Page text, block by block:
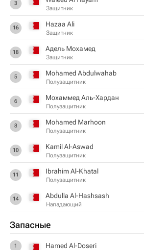
3
Защитник
16 Hazaa Ali
Защитник
18 Адель Мохамед
Защитник
5 Mohamed Abdulwahab
Полузащитник
6 Мохаммед Аль-Хардан
Полузащитник
8 Mohamed Marhoon
Полузащитник
10 Kamil Al-Aswad
Полузащитник
11 Ibrahim Al-Khatal
Полузащитник
14 Abdulla Al-Hashsash
Нападающий
Запасные
1 Hamed Al-Doseri